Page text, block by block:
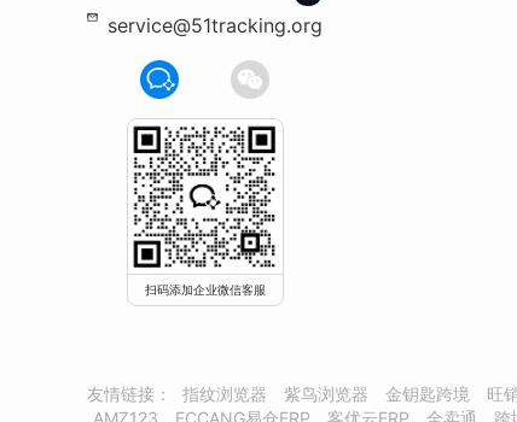
service@51tracking.org
扫码添加企业微信客服
友情链接： 指纹浏览器 紫鸟浏览器 金钥匙跨境 旺
AMZ123
ECCANG易仓ERP 客优云ERP 全卖通 跨